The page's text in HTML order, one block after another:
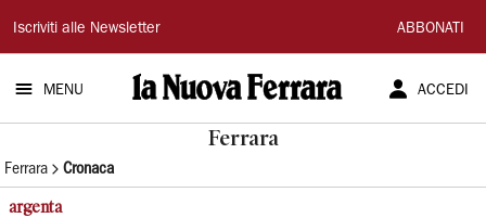
La
Nuova
Ferrara
Iscriviti alle Newsletter ABBONATI
MENU ACCEDI
Ferrara
Ferrara Cronaca
argenta